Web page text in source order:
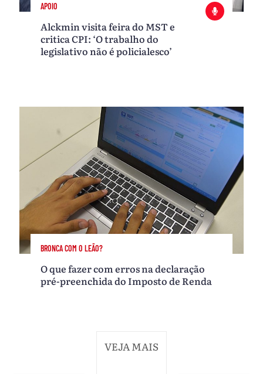
APOIO
Alckmin visita feira do MST e
critica CPI: ‘O trabalho do
legislativo não é policialesco’
BRONCA COM O LEÃO?
O que fazer com erros na declaração
pré-preenchida do Imposto de Renda
VEJA MAIS